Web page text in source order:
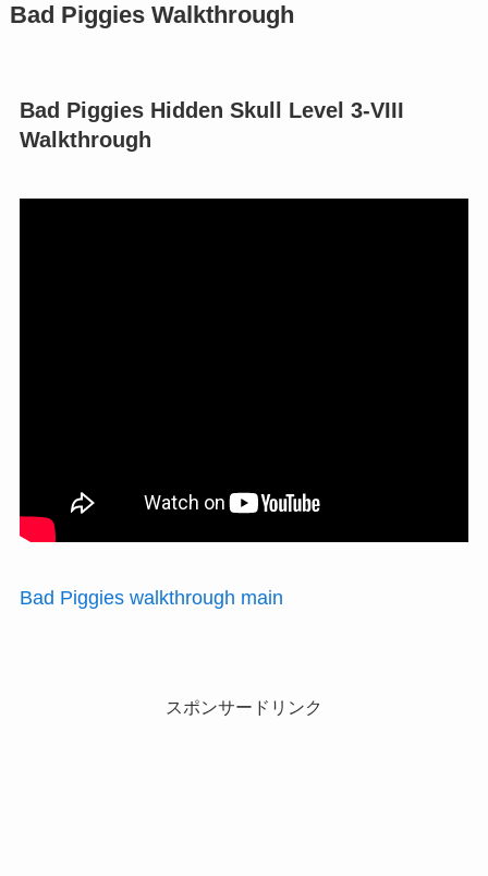
Bad Piggies Walkthrough
Bad Piggies Hidden Skull Level 3-VIII
Walkthrough
Bad Piggies walkthrough main
スポンサードリンク